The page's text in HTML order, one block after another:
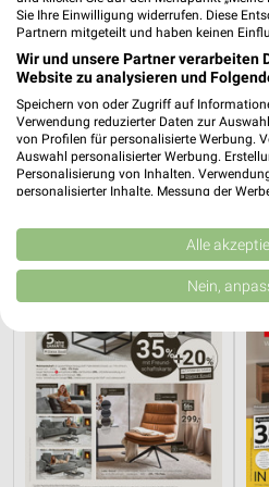
36,2 km
Angebote ab 11.07.
Noch heute gültig
XXXLutz
Sie Ihre Einwilligung widerrufen. Diese
Partnern mitgeteilt und haben keinen
Wir und unsere Partner verarbeiten
Website zu analysieren und
Speichern von oder Zugriff auf
Verwendung reduzierter Daten zur
von Profilen für personalisierte Werbung.
Auswahl personalisierter Werbung.
Personalisierung von Inhalten.
personalisierter Inhalte. Messung der
Kombinationen von Daten aus
Verbesserung der Angebote. Verwendung
von Inhalten.
Daten können außerhalb der
USA gesendet werden.
Website/App.
Partnerliste anzeigen (1 IAB-
Wir nutzen Ihre Daten für folgende Zwecke:
IAB-Verarbeitungszwecke:
Speichern von oder Zugriff auf
auf einem Endgerät
Alle
Nein,